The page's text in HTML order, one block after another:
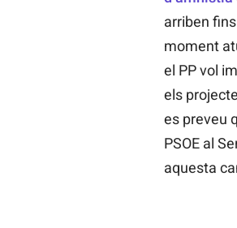
arriben
moment
el PP vol
els
es preveu
PSOE al
aquesta